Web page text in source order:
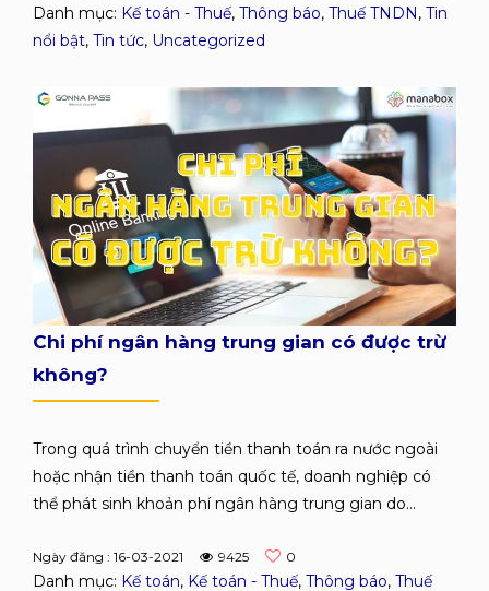
Danh mục: Kế toán - Thuế, Thông báo, Thuế TNDN, Tin
nổi bật, Tin tức, Uncategorized
Chi phí ngân hàng trung gian có được trừ
không?
Trong quá trình chuyển tiền thanh toán ra nước ngoài
hoặc nhận tiền thanh toán quốc tế, doanh nghiệp có
thể phát sinh khoản phí ngân hàng trung gian do...
Ngày đăng : 16-03-2021 9425 0
Danh mục: Kế toán, Kế toán - Thuế, Thông báo, Thuế